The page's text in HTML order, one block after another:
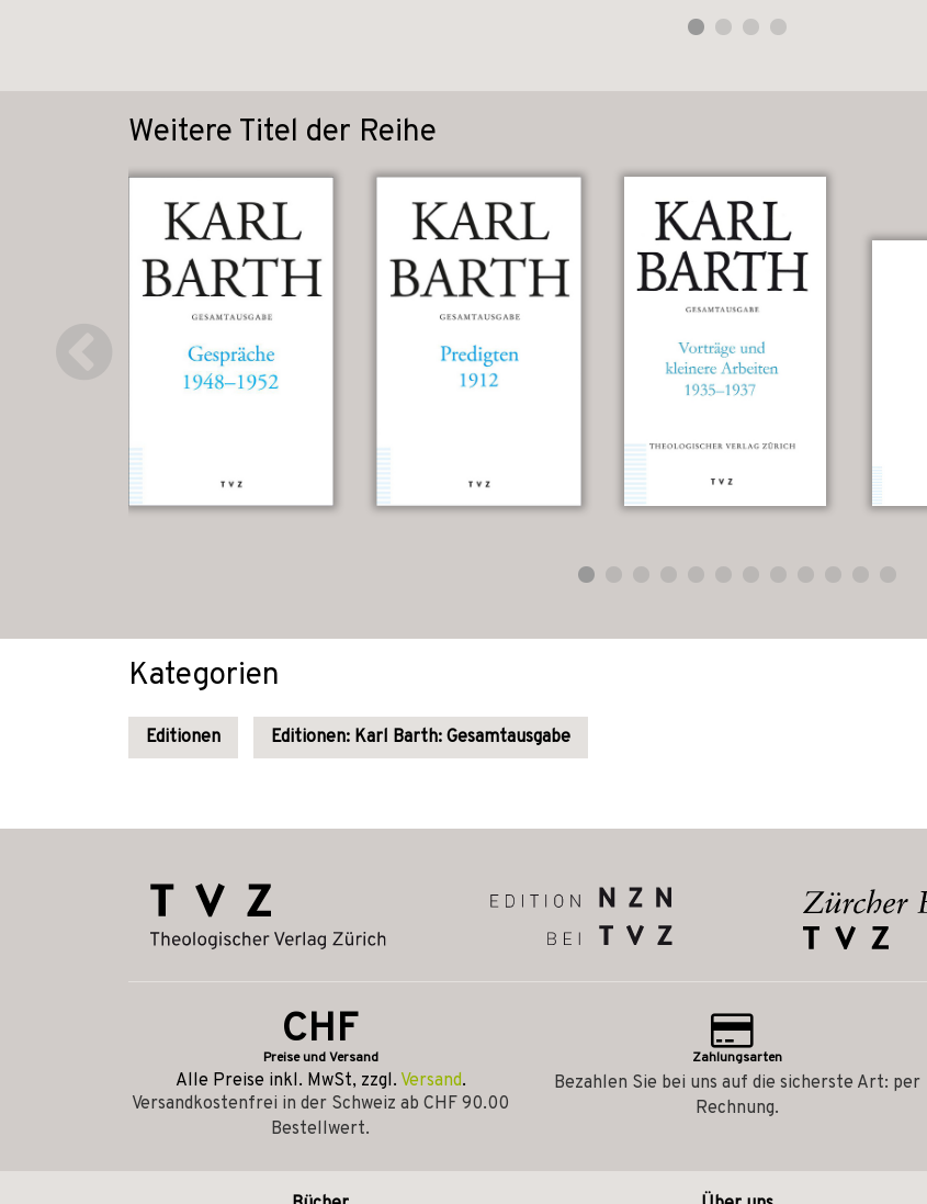
Weitere Titel der Reihe
Kategorien
Editionen Editionen: Karl Barth: Gesamtausgabe
CHF
Preise und Versand
Alle Preise inkl. MwSt, zzgl. Versand.
Versandkostenfrei in der Schweiz ab CHF 90.00
Bestellwert.
Zahlungsarten
Bezahlen Sie bei uns auf die sicherste Art: per
Rechnung.